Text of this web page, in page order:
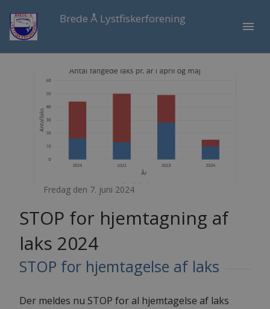
Brede Å Lystfiskerforening
menu
Fredag den 7. juni 2024
STOP for hjemtagning af
laks 2024
STOP for hjemtagelse af laks
Der meldes nu STOP for al hjemtagelse af laks